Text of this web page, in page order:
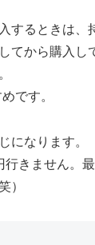
するときは、
てから購入し
です。
になります。
行きません。
）